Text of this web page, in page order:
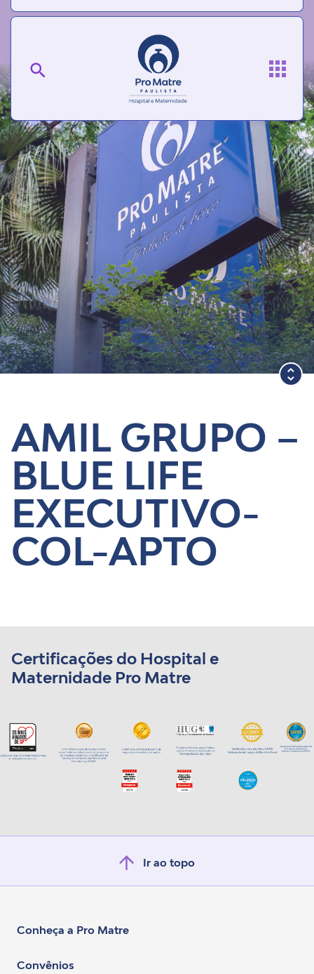
Blog
AMIL GRUPO –
BLUE LIFE
EXECUTIVO-
COL-APTO
Certificações do Hospital e
Maternidade Pro Matre
Ir ao topo
Conheça a Pro Matre
Convênios